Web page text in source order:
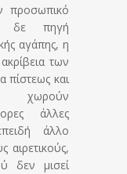
προσωπικό
δε πηγή
αγάπης, η
των
πίστεως και
χωρούν
άλλες
άλλο
αιρετικούς,
δεν μισεί